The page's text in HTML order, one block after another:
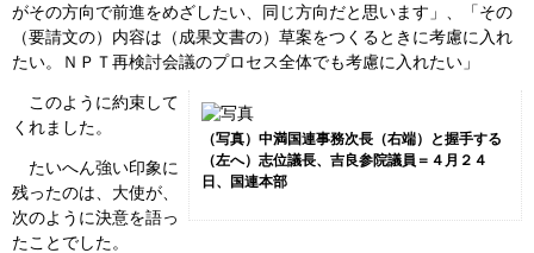
がその方向で前進をめざしたい、同じ方向だと思います」、「その
（要請文の）内容は（成果文書の）草案をつくるときに考慮に入れ
たい。ＮＰＴ再検討会議のプロセス全体でも考慮に入れたい」
（写真）中満国連事務次長（右端）と握手する
（左へ）志位議長、吉良参院議員＝４月２４
日、国連本部
このように約束して
くれました。
たいへん強い印象に
残ったのは、大使が、
次のように決意を語っ
たことでした。